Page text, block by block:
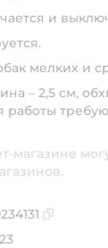
и
мелких и
– 2,5 см,
работы
магазине